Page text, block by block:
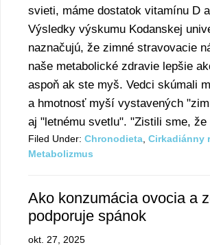
svieti, máme dostatok vitamínu D
Výsledky výskumu Kodanskej
naznačujú, že zimné stravovacie
naše metabolické zdravie lepšie
aspoň ak ste myš. Vedci skúmali
a hmotnosť myší vystavených
aj "letnému svetlu". "Zistili sme, že
Filed Under: Chronodieta, Cirkadiánny
Metabolizmus
Ako konzumácia ovocia a
podporuje spánok
okt. 27, 2025